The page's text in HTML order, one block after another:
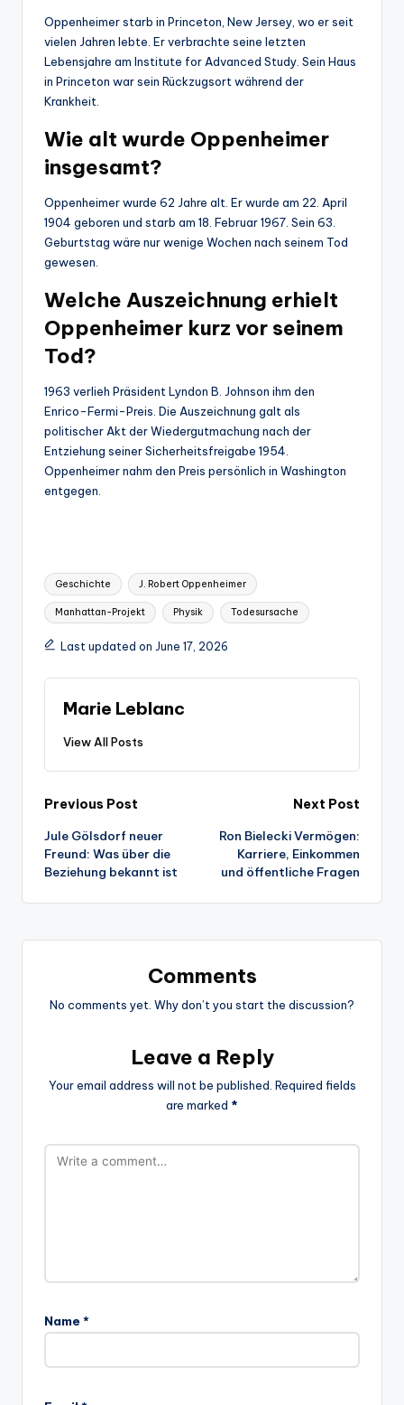
Oppenheimer starb in Princeton, New Jersey, wo er seit
vielen Jahren lebte. Er verbrachte seine letzten
Lebensjahre am Institute for Advanced Study. Sein Haus
in Princeton war sein Rückzugsort während der
Krankheit.
Wie alt wurde Oppenheimer
insgesamt?
Oppenheimer wurde 62 Jahre alt. Er wurde am 22. April
1904 geboren und starb am 18. Februar 1967. Sein 63.
Geburtstag wäre nur wenige Wochen nach seinem Tod
gewesen.
Welche Auszeichnung erhielt
Oppenheimer kurz vor seinem
Tod?
1963 verlieh Präsident Lyndon B. Johnson ihm den
Enrico-Fermi-Preis. Die Auszeichnung galt als
politischer Akt der Wiedergutmachung nach der
Entziehung seiner Sicherheitsfreigabe 1954.
Oppenheimer nahm den Preis persönlich in Washington
entgegen.
Tags:
Geschichte J. Robert Oppenheimer
Manhattan-Projekt Physik Todesursache
Last updated on June 17, 2026
Marie Leblanc
View All Posts
Post
navigation
Previous Post
Jule Gölsdorf neuer
Freund: Was über die
Beziehung bekannt ist
Next Post
Ron Bielecki Vermögen:
Karriere, Einkommen
und öffentliche Fragen
Comments
No comments yet. Why don’t you start the discussion?
Leave a Reply
Your email address will not be published. Required fields
are marked *
Name *